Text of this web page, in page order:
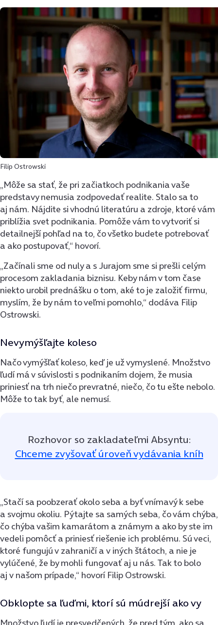
Filip Ostrowski
„Môže sa stať, že pri začiatkoch podnikania vaše
predstavy nemusia zodpovedať realite. Stalo sa to
aj nám. Nájdite si vhodnú literatúru a zdroje, ktoré vám
priblížia svet podnikania. Pomôže vám to vytvoriť si
detailnejší pohľad na to, čo všetko budete potrebovať
a ako postupovať,“ hovorí.
„Začínali sme od nuly a s Jurajom sme si prešli celým
procesom zakladania biznisu. Keby nám v tom čase
niekto urobil prednášku o tom, aké to je založiť firmu,
myslím, že by nám to veľmi pomohlo,“ dodáva Filip
Ostrowski.
Nevymýšľajte koleso
Načo vymýšľať koleso, keď je už vymyslené. Množstvo
ľudí má v súvislosti s podnikaním dojem, že musia
priniesť na trh niečo prevratné, niečo, čo tu ešte nebolo.
Môže to tak byť, ale nemusí.
Rozhovor so zakladateľmi Absyntu:
Chceme zvyšovať úroveň vydávania kníh
„Stačí sa poobzerať okolo seba a byť vnímavý k sebe
a svojmu okoliu. Pýtajte sa samých seba, čo vám chýba,
čo chýba vašim kamarátom a známym a ako by ste im
vedeli pomôcť a priniesť riešenie ich problému. Sú veci,
ktoré fungujú v zahraničí a v iných štátoch, a nie je
vylúčené, že by mohli fungovať aj u nás. Tak to bolo
aj v našom prípade,“ hovorí Filip Ostrowski.
Obklopte sa ľuďmi, ktorí sú múdrejší ako vy